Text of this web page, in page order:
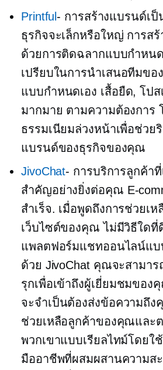
Printful- การสร้างแบรนด์เ
ธุรกิจจะเล็กหรือใหญ่ การส
ด้วยการติดฉลากแบบกำหน
เปรียบในการนำเสนอทีมข
แบบกำหนดเอง เสื้อยืด, โปส
มากมาย ตามความต้องการ
ธรรมเนียมล่วงหน้าเพื่อช่วยริ
แบรนด์ของธุรกิจของคุณ
JivoChat- การบริการลูกค้า
สำคัญอย่างยิ่งต่อคุณ E-
สำเร็จ. เมื่อพูดถึงการช่วยเ
เว็บไซต์ของคุณ ไม่มีวิธีใดที่
แพลตฟอร์มแชทออนไลน์แบ
ด้วย JivoChat คุณจะสามาร
รุกเพื่อเข้าถึงผู้เยี่ยมชมของ
จะจำเป็นต้องส่งข้อความถึ
ช่วยเหลือลูกค้าของคุณและ
พวกเขาแบบเรียลไทม์โดย
มืออาชีพที่ผสมผสานความส